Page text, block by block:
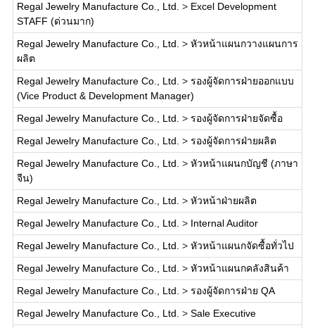
Regal Jewelry Manufacture Co., Ltd. > Excel Development
STAFF (ด่วนมาก)
Regal Jewelry Manufacture Co., Ltd. > หัวหน้าแผนกวางแผนการ
ผลิต
Regal Jewelry Manufacture Co., Ltd. > รองผู้จัดการฝ่ายออกแบบ
(Vice Product & Development Manager)
Regal Jewelry Manufacture Co., Ltd. > รองผู้จัดการฝ่ายจัดซื้อ
Regal Jewelry Manufacture Co., Ltd. > รองผู้จัดการฝ่ายผลิต
Regal Jewelry Manufacture Co., Ltd. > หัวหน้าแผนกบัญชี (ภาษา
จีน)
Regal Jewelry Manufacture Co., Ltd. > หัวหน้าฝ่ายผลิต
Regal Jewelry Manufacture Co., Ltd. > Internal Auditor
Regal Jewelry Manufacture Co., Ltd. > หัวหน้าแผนกจัดซื้อทั่วไป
Regal Jewelry Manufacture Co., Ltd. > หัวหน้าแผนกคลังสินค้า
Regal Jewelry Manufacture Co., Ltd. > รองผู้จัดการฝ่าย QA
Regal Jewelry Manufacture Co., Ltd. > Sale Executive